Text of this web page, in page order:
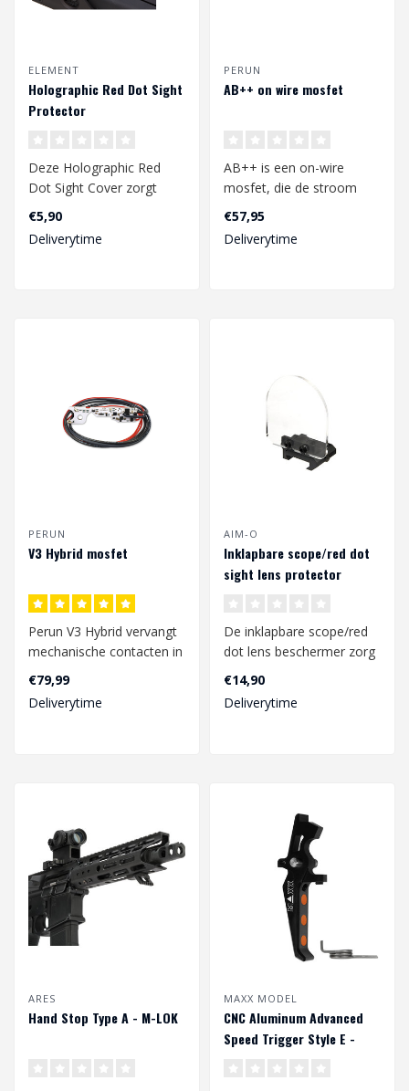
ELEMENT
Holographic Red Dot Sight
Protector
Deze Holographic Red
Dot Sight Cover zorgt
bescherming van je sigh..
€5,90
Deliverytime
PERUN
AB++ on wire mosfet
AB++ is een on-wire
mosfet, die de stroom
motor kanalise..
€57,95
Deliverytime
PERUN
V3 Hybrid mosfet
Perun V3 Hybrid vervangt
mechanische contacten in
je airsoft replica en biedt
€79,99
Deliverytime
AIM-O
Inklapbare scope/red dot
sight lens protector
De inklapbare scope/red
dot lens beschermer zorg
ervoor dat bbs het glas
van je ..
€14,90
Deliverytime
ARES
Hand Stop Type A - M-LOK
MAXX MODEL
CNC Aluminum Advanced
Speed Trigger Style E -